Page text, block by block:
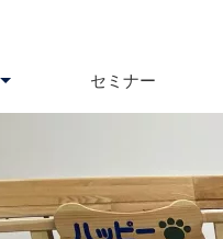
セミナー